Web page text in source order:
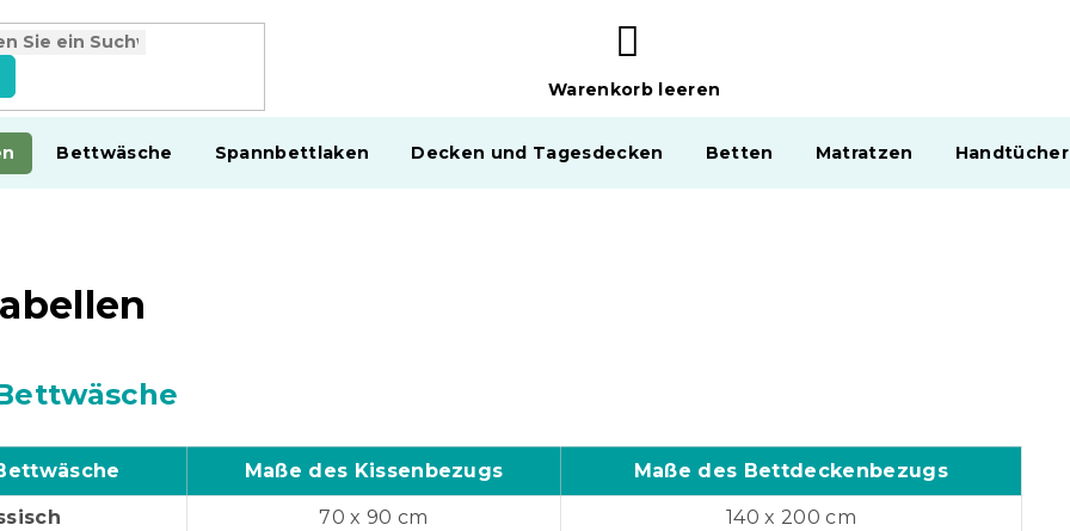
WARENKORB
Warenkorb leeren
Bettwäsche Spannbettlaken Decken und Tagesdecken Betten Matratzen
Maße des Kissenbezugs Maße des Bettdeckenbezugs
70 x 90 cm
140 x 200 cm